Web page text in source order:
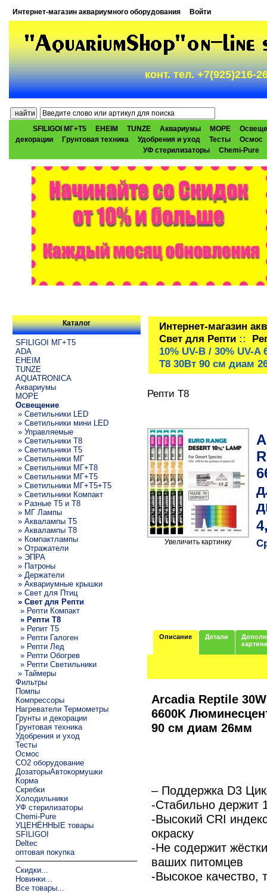
Интернет-магазин аквариумного оборудования Войти
конт. тел. +7(925)216-
SFILIGOI МГ+Т5 EHEIM TUNZE Аквариумы МОРЕ
декорации
Грунтовая техника Удобрения и уход Тесты
Осмос
УФ стерилизаторы
Chemi-Pure
Каталог
SFILIGOI МГ+Т5
ADA
EHEIM
TUNZE
AQUATRONICA
Аквариумы
МОРЕ
Освещение
» Светильники LED
» Светильники мини LED
» Управляемые
» Светильники T8
» Светильники T5
» Светильники МГ
» Светильники МГ+T8
» Светильники МГ+T5
» Светильники МГ+T5+T5
» Светильники Компакт
» Разные T5 и T8
» МГ Лампы
» Аквалампы T5
» Аквалампы T8
» Компактлампы
» Отражатели
» ЭПРА
» Патроны
» Держатели
» Аквариумные крышки
» Свет для Птиц
» Свет для Репти
» Репти Компакт
» Репти Т8
» Репит Т5
» Репти Галоген
» Репти Лед
» Репти Обогрев
» Репти Светильники
» Таймеры
Фильтры
Помпы
Компрессоры
Нагреватели Термометры
Грунты и декорации
Грунтовая техника
Удобрения и уход
Тесты
Осмос
CO2 оборудование
ДозаторыАвтокормушки
Корма
Скребки
Холодильники
УФ стерилизаторы
Chemi-Pure
УЦЕНЁННЫЕ товары
SFILIGOI
Deltec
оптовая покупка
Скидки...
Новинки...
Все товары...
Интернет-магазин
Свет для Репти::
10% UV-B / 30% UV-
Т8 30Вт 90 см диам
Репти Т8
Увеличить картинку
Описание Детали
Arcadia Reptile
6600K
90 см диам 26мм
– Поддержка D3
-Стабильно держит
-Высокий CRI
окраску
-Не содержит
ваших питомцев
-Высокое качество,